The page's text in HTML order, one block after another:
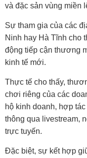
và đặc sản vùng miền
Sự tham gia của các
Ninh hay Hà Tĩnh cho
động tiếp cận thương
kinh tế mới.
Thực tế cho thấy,
chơi riêng của các
hộ kinh doanh, hợp
thông qua livestream,
trực tuyến.
Đặc biệt, sự kết hợp